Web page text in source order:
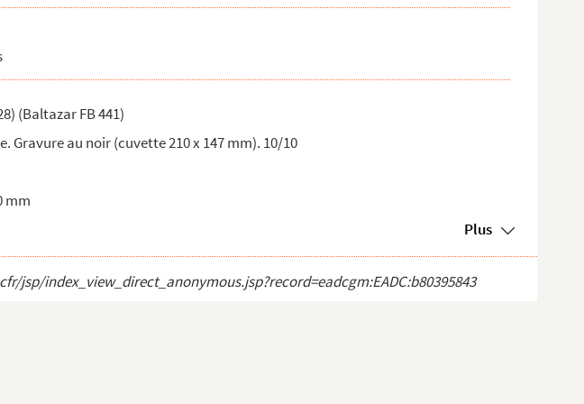
x 120 mm). Atelier Moret, 2025, d...
(Baltazar FB 441)
Gravure au noir (cuvette 210 x 147 mm). 10/10
mm
Plus
jsp/index_view_direct_anonymous.jsp?record=eadcgm:EADC:b80395843